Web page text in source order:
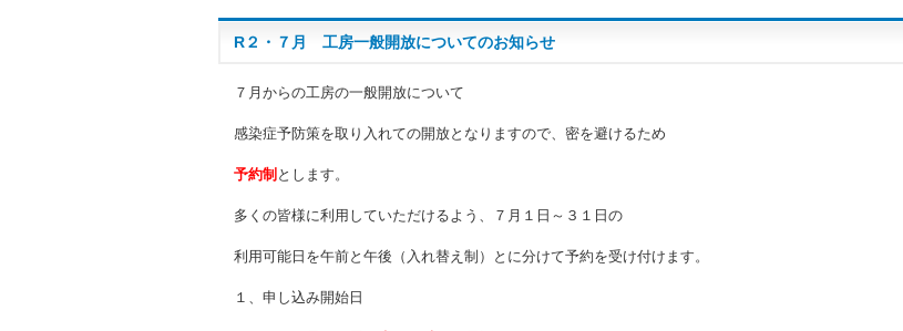
R２・７月 工房一般開放についてのお知らせ
７月からの工房の一般開放について
感染症予防策を取り入れての開放となりますので、密を避けるため
予約制 とします。
多くの皆様に利用していただけるよう、７月１日～３１日の
利用可能日を午前と午後（入れ替え制）とに分けて予約を受け付けます。
１、申し込み開始日